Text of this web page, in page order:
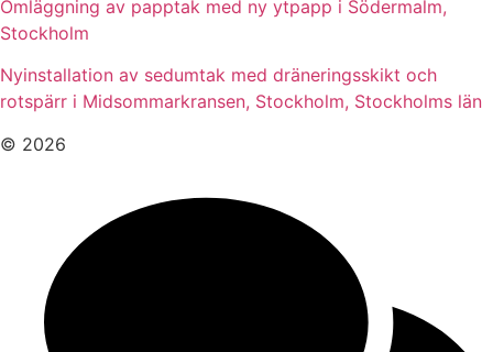
Omläggning av papptak med ny ytpapp i Södermalm,
Stockholm
Nyinstallation av sedumtak med dräneringsskikt och
rotspärr i Midsommarkransen, Stockholm, Stockholms län
© 2026